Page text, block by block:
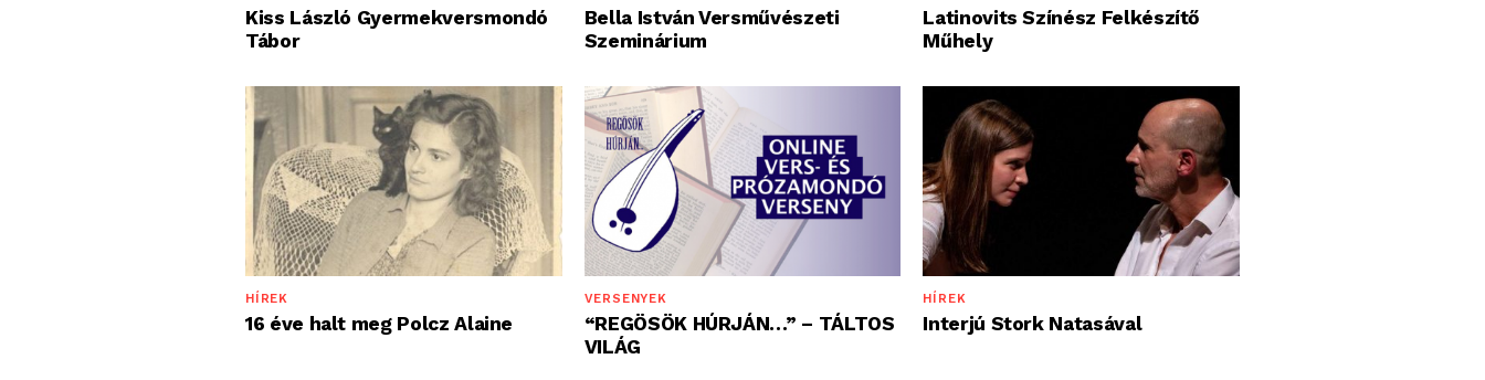
Kiss László Gyermekversmondó
Tábor
Bella István Versművészeti
Szeminárium
Latinovits Színész Felkészítő
Műhely
HÍREK
16 éve halt meg Polcz Alaine
VERSENYEK
“REGÖSÖK HÚRJÁN…” – TÁLTOS
VILÁG
HÍREK
Interjú Stork Natasával